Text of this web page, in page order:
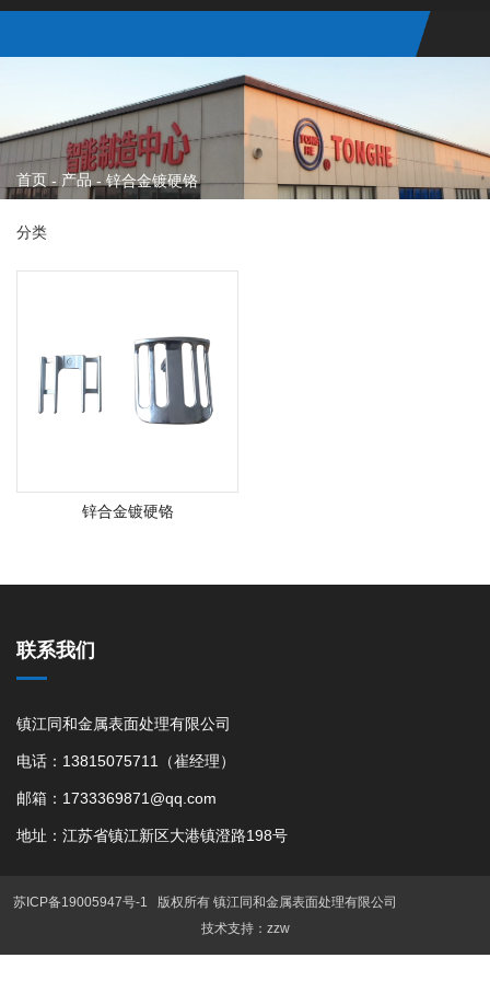
首页 - 产品 - 锌合金镀硬铬
分类
锌合金镀硬铬
联系我们
镇江同和金属表面处理有限公司
电话：13815075711（崔经理）
邮箱：1733369871@qq.com
地址：江苏省镇江新区大港镇澄路198号
苏ICP备19005947号-1
版权所有 镇江同和金属表面处理有限公司
技术支持：zzw